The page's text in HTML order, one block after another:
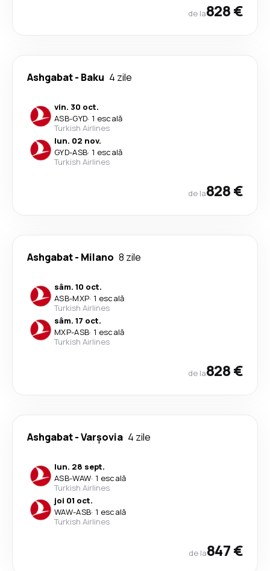
de la828 €
Ashgabat- Baku 4 zile
vin. 30 oct.
ASB-GYD· 1 escală
Turkish Airlines
lun. 02 nov.
GYD-ASB· 1 escală
Turkish Airlines
de la828 €
Ashgabat- Milano 8 zile
sâm. 10 oct.
ASB-MXP· 1 escală
Turkish Airlines
sâm. 17 oct.
MXP-ASB· 1 escală
Turkish Airlines
de la828 €
Ashgabat-Varşovia 4 zile
lun. 28 sept.
ASB-WAW· 1 escală
Turkish Airlines
joi 01 oct.
WAW-ASB· 1 escală
Turkish Airlines
de la847 €